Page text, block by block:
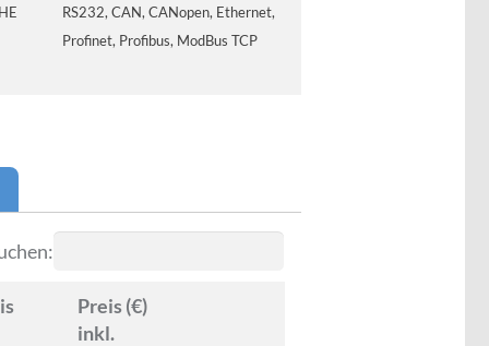
RS232, CAN, CANopen, Ethernet,
Profinet, Profibus, ModBus TCP
Preis (€)
inkl.